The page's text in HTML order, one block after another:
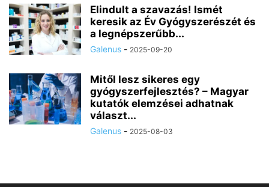
Elindult a szavazás! Ismét
keresik az Év Gyógyszerészét és
a legnépszerűbb...
Galenus - 2025-09-20
Mitől lesz sikeres egy
gyógyszerfejlesztés? – Magyar
kutatók elemzései adhatnak
választ...
Galenus - 2025-08-03